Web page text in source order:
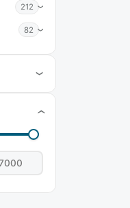
212
82